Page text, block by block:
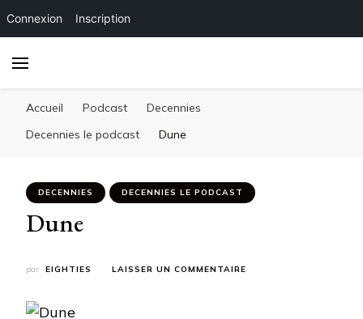
Connexion Inscription
Accueil Podcast
Decennies
Decennies le podcast
Dune
DECENNIES DECENNIES LE PODCAST
Dune
par EIGHTIES LAISSER UN COMMENTAIRE